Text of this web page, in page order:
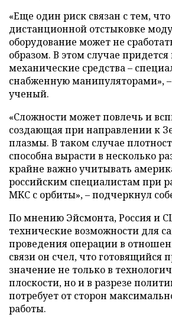
«Еще один риск связан с тем,
дистанционной отстыковке
оборудование может не
образом. В этом случае придется
механические средства –
снабженную манипуляторами»,
ученый.
«Сложности может повлечь и
создающая при направлении к
плазмы. В таком случае
способна вырасти в несколько
крайне важно учитывать
российским специалистам при
МКС с орбиты», – подчеркнул
По мнению Эйсмонта, Россия и
технические возможности для
проведения операции в
связи он счел, что готовящийся
значение не только в
плоскости, но и в разрезе
потребует от сторон
работы.